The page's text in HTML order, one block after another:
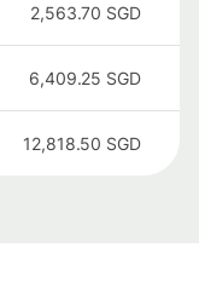
2,563.70 SGD
6,409.25 SGD
12,818.50 SGD